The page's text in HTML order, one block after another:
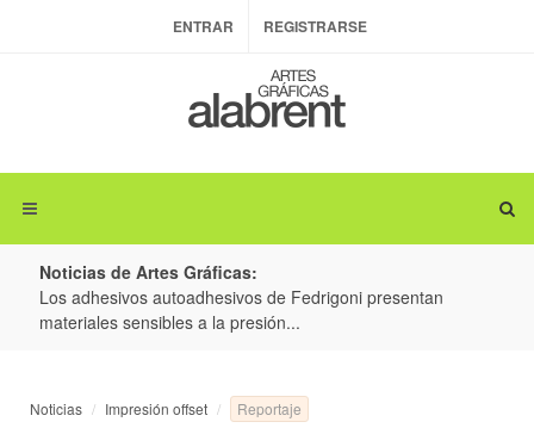
ENTRAR REGISTRARSE
Noticias de Artes Gráficas:
Los adhesivos autoadhesivos de Fedrigoni presentan
materiales sensibles a la presión...
Noticias Impresión offset Reportaje